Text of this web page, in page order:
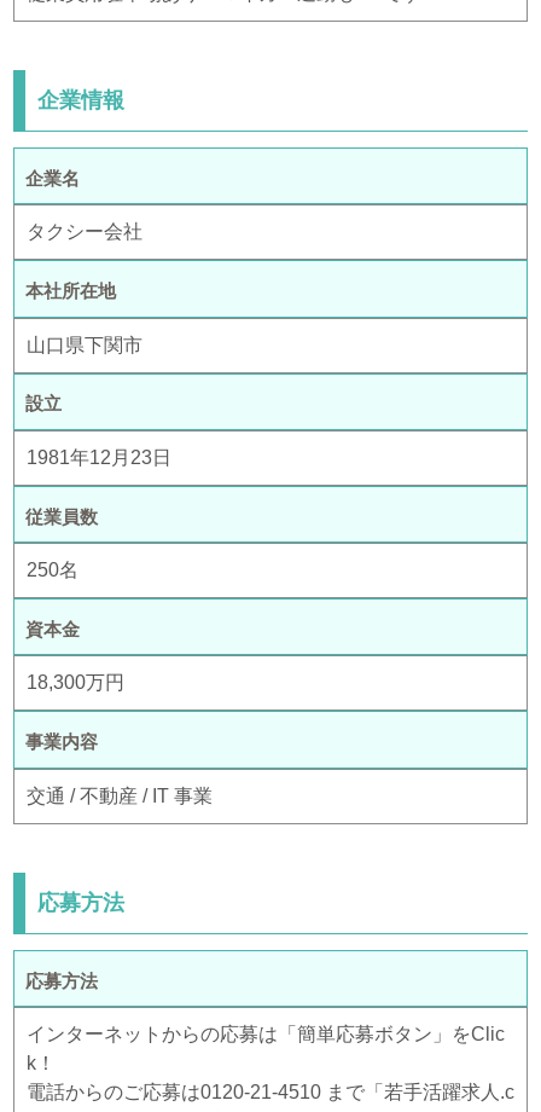
企業情報
企業名
タクシー会社
本社所在地
山口県下関市
設立
1981年12月23日
従業員数
250名
資本金
18,300万円
事業内容
交通 / 不動産 / IT 事業
応募方法
応募方法
インターネットからの応募は「簡単応募ボタン」をClic
k！
電話からのご応募は0120-21-4510 まで「若手活躍求人.c